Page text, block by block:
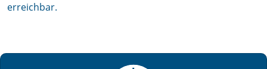
erreichbar.